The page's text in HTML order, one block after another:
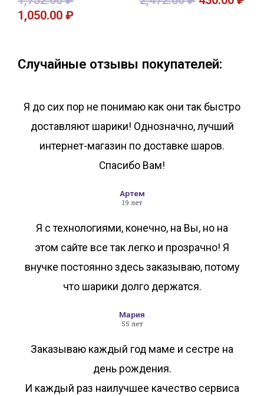
1,050.00 ₽
Случайные отзывы покупателей:
Я до сих пор не понимаю как они так быстро
доставляют шарики! Однозначно, лучший
интернет-магазин по доставке шаров.
Спасибо Вам!
Артем
19 лет
Я с технологиями, конечно, на Вы, но на
этом сайте все так легко и прозрачно! Я
внучке постоянно здесь заказываю, потому
что шарики долго держатся.
Мария
55 лет
Заказываю каждый год маме и сестре на
день рождения.
И каждый раз наилучшее качество сервиса